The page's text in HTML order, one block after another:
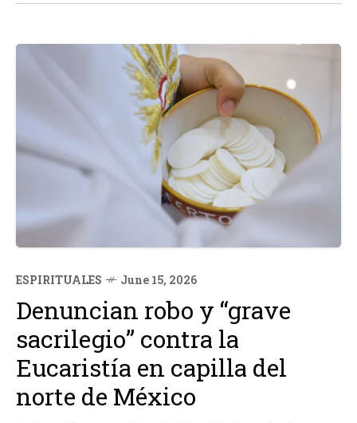
ESPIRITUALES June 15, 2026
Denuncian robo y “grave
sacrilegio” contra la
Eucaristía en capilla del
norte de México